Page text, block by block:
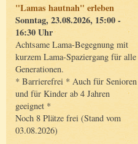
"Lamas hautnah" erleben
Sonntag, 23.08.2026, 15:00 -
16:30 Uhr
Achtsame Lama-Begegnung mit
kurzem Lama-Spaziergang für alle
Generationen.
* Barrierefrei * Auch für Senioren
und für Kinder ab 4 Jahren
geeignet *
Noch 8 Plätze frei (Stand vom
03.08.2026)